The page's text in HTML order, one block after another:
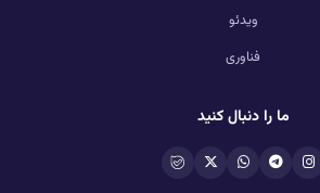
ویدئو
فناوری
ما را دنبال کنید